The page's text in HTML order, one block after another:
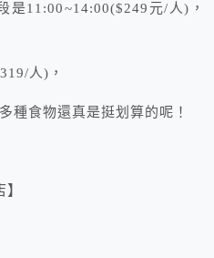
是11:00~14:00($249元/人)，
人)，
種食物還真是挺划算的呢！